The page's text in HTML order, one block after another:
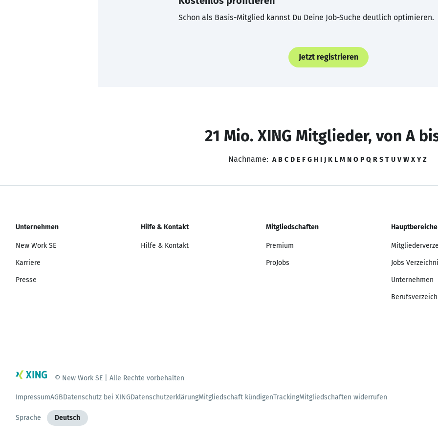
Schon als Basis-Mitglied kannst Du Deine Job-Suche deutlich optimieren.
Jetzt registrieren
21 Mio. XING Mitglieder, von A
Nachname: A B C D E F G H I J K L M N O P Q R S T U V W X Y Z
Unternehmen
New Work SE
Karriere
Presse
Hilfe & Kontakt
Hilfe & Kontakt
Mitgliedschaften
Premium
ProJobs
Hauptbereiche
Jobs
Unternehmen
© New Work SE | Alle Rechte vorbehalten
ImpressumAGBDatenschutz bei XINGDatenschutzerklärungMitgliedschaft kündigenTrackingMitgliedschaften widerrufen
Sprache Deutsch